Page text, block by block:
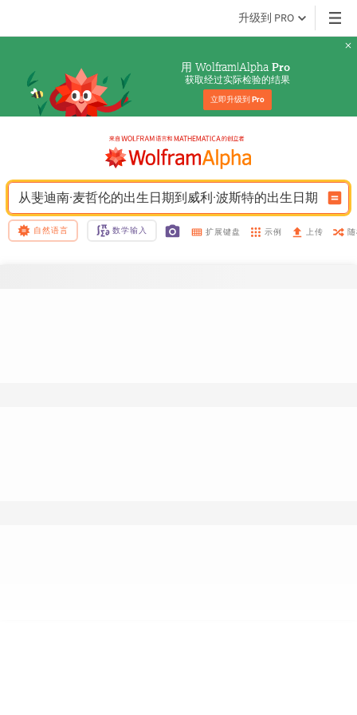
升级到 PRO
用 Wolfram|Alpha Pro
获取经过实际检验的结果
立即升级到 Pro
从斐迪南·麦哲伦的出生日期到威利·波斯特的出生日期
自然语言 数学输入 扩展键盘 示例 上传